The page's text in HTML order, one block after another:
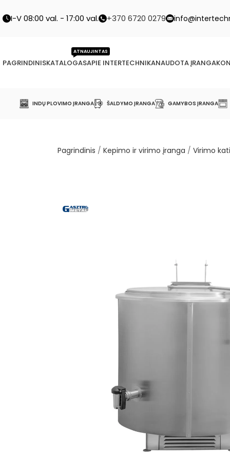
I-V 08:00 val. - 17:00 val. +370 6720 0279
PAGRINDINISKATALOGAS
ATNAUJINTAS
APIE INTERTECHNIKANAUDOTA ĮRANGA
INDŲ PLOVIMO ĮRANGA ŠALDYMO ĮRANGA GAMYBOS ĮRANGA
Pagrindinis / Kepimo ir virimo įranga / Virimo